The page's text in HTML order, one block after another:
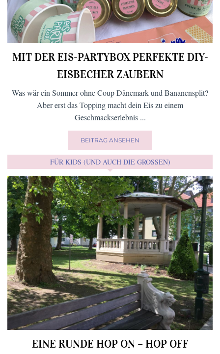
MIT DER EIS-PARTYBOX PERFEKTE DIY-
EISBECHER ZAUBERN
Was wär ein Sommer ohne Coup Dänemark und Bananensplit?
Aber erst das Topping macht dein Eis zu einem
Geschmackserlebnis ...
BEITRAG ANSEHEN
FÜR KIDS (UND AUCH DIE GROSSEN)
EINE RUNDE HOP ON – HOP OFF